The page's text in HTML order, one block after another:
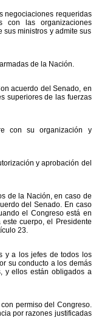
negociaciones requeridas
con las organizaciones
sus ministros y admite sus
de la Nación.
acuerdo del Senado, en
superiores de las fuerzas
con su organización y
y aprobación del
de la Nación, en caso de
del Senado. En caso
el Congreso está en
cuerpo, el Presidente
23.
y a los jefes de todos los
su conducto a los demás
y ellos están obligados a
permiso del Congreso.
por razones justificadas